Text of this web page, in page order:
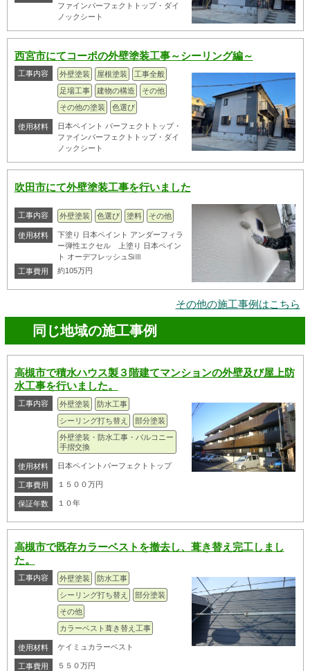
ファインパーフェクトトップ・ダイ
ノックシート
西宮市にてコーポの外壁塗装工事～シーリング編～
工事内容 外壁塗装 屋根塗装
工事全般
足場工事
建物の構造
その他
その他の塗装
色選び
使用材料
日本ペイント パーフェクトトップ・
ファインパーフェクトトップ・ダイ
ノックシート
吹田市にて外壁塗装工事を行いました
工事内容 外壁塗装 色選び 塗料 その他
使用材料
下塗り 日本ペイント アンダーフィラ
ー弾性エクセル 上塗り 日本ペイン
ト オーデフレッシュSiⅢ
工事費用
約105万円
その他の施工事例はこちら
同じ地域の施工事例
高槻市で積水ハウス製３階建てマンションの外壁及び屋上防
水工事を行いました。
工事内容 外壁塗装
防水工事
シーリング打ち替え
部分塗装
外壁塗装・防水工事・バルコニー
手摺交換
使用材料 日本ペイントパーフェクトトップ
工事費用 １５００万円
保証年数 １０年
高槻市で既存カラーベストを撤去し、葺き替え完工しまし
た。
工事内容 外壁塗装
防水工事
シーリング打ち替え
部分塗装
その他
カラーベスト葺き替え工事
使用材料 ケイミュカラーベスト
工事費用 ５５０万円